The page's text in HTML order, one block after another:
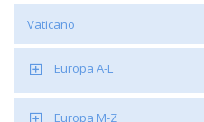
Vaticano
Europa A-L
Europa M-Z